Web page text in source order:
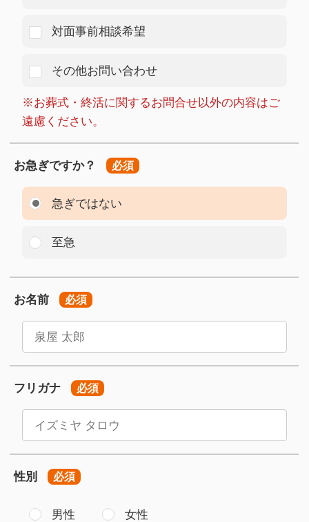
対面事前相談希望
その他お問い合わせ
※お葬式・終活に関するお問合せ以外の内容はご
遠慮ください。
お急ぎですか？ 必須
急ぎではない
至急
お名前 必須
フリガナ 必須
性別 必須
男性 女性